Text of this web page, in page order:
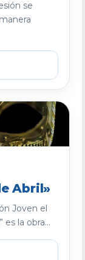
se
Abril»
Joven el
es la obra...